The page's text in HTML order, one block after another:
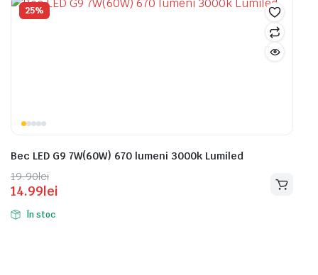
25%
Bec LED G9 7W(60W) 670 lumeni 3000k Lumiled
19.90lei
Prețul
inițial
a
14.99lei
Prețul
curent
este:În stoc